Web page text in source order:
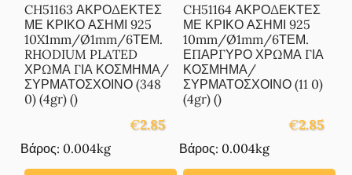
CH51163 ΑΚΡΟΔΕΚΤΕΣ
ΜΕ ΚΡΙΚΟ ΑΣΗΜΙ 925
10X1mm/Ø1mm/6ΤΕΜ.
RHODIUM PLATED
ΧΡΩΜΑ ΓΙΑ ΚΟΣΜΗΜΑ/
ΣΥΡΜΑΤΟΣΧΟΙΝΟ (348
0) (4gr) ()
€2.85
Βάρος: 0.004kg
CH51164 ΑΚΡΟΔΕΚΤΕΣ
ΜΕ ΚΡΙΚΟ ΑΣΗΜΙ 925
10mm/Ø1mm/6ΤΕΜ.
ΕΠΑΡΓΥΡΟ ΧΡΩΜΑ ΓΙΑ
ΚΟΣΜΗΜΑ/
ΣΥΡΜΑΤΟΣΧΟΙΝΟ (11 0)
(4gr) ()
€2.85
Βάρος: 0.004kg